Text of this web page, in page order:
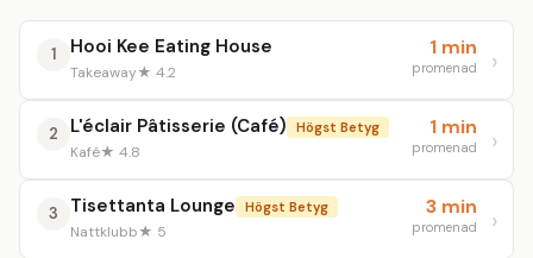
1 Hooi Kee Eating House
Takeaway★ 4.2
1 min
promenad
2 L'éclair Pâtisserie (Café) Högst Betyg
Kafé★ 4.8
1 min
promenad
3 Tisettanta Lounge Högst Betyg
Nattklubb★ 5
3 min
promenad